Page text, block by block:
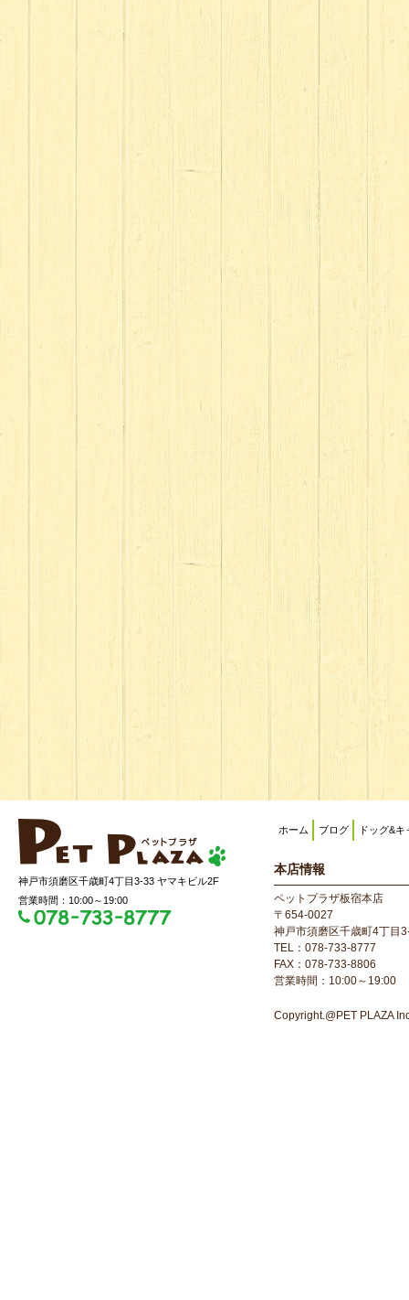
神戸市須磨区千歳町4丁目3-33 ヤマキビル2F
営業時間：10:00～19:00
ホーム ブログ ドッグ&キ
本店情報
ペットプラザ板宿本店
〒654-0027
神戸市須磨区千歳町4丁目
TEL：078-733-8777
FAX：078-733-8806
営業時間：10:00～19:00
Copyright.@PET PLAZA